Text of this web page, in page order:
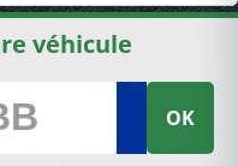
véhicule
OK